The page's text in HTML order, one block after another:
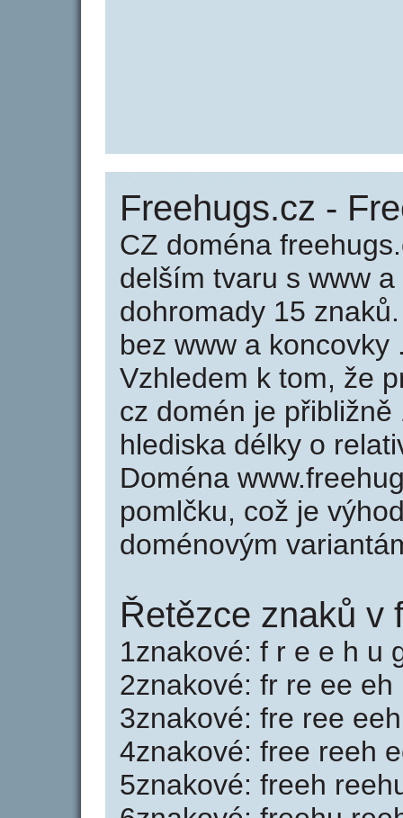
Freehugs.cz -
CZ doména
delším tvaru s www
dohromady 15
bez www a
Vzhledem k tom, že
cz domén je
hlediska délky o
Doména
pomlčku, což je
doménovým
Řetězce znaků v
1znakové: f r e e h u
2znakové: fr re ee eh
3znakové: fre ree
4znakové: free reeh
5znakové: freeh